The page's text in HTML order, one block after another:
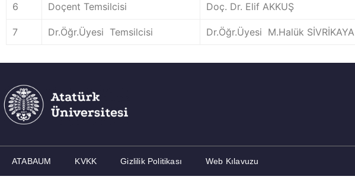
6 Doçent Temsilcisi Doç. Dr. Elif AKKUŞ
7 Dr.Öğr.Üyesi Temsilcisi Dr.Öğr.Üyesi M.Halük SİVRİKAYA
ATABAUM KVKK Gizlilik Politikası Web Kılavuzu